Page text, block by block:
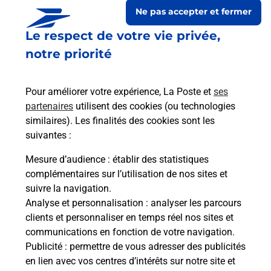
Le respect de votre vie privée,
notre priorité
Pour améliorer votre expérience, La Poste et ses
partenaires utilisent des cookies (ou technologies
similaires). Les finalités des cookies sont les
suivantes :
Mesure d’audience : établir des statistiques
complémentaires sur l’utilisation de nos sites et
suivre la navigation.
Analyse et personnalisation : analyser les parcours
clients et personnaliser en temps réel nos sites et
communications en fonction de votre navigation.
Publicité : permettre de vous adresser des publicités
en lien avec vos centres d’intérêts sur notre site et
Ne pas accepter et fermer
Collecte du courrier aujourd'hui à 09h00
52 Rue Du Chemin De Chalons
51800 Villers En Argonne
Itinéraire
Le lien s'ouvre dans un nouvel onglet